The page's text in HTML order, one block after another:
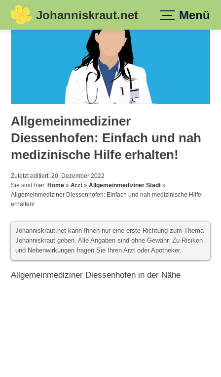
Skip
Johanniskraut.net Menü
Allgemeinmediziner
Diessenhofen: Einfach und nah
medizinische Hilfe erhalten!
Zuletzt editiert: 20. Dezember 2022
Sie sind hier:Home »Arzt »Allgemeinmediziner Stadt »
Allgemeinmediziner Diessenhofen: Einfach und nah medizinische Hilfe
erhalten!
Johanniskraut.net kann Ihnen nur eine erste Richtung zum Thema
Johanniskraut geben. Alle Angaben sind ohne Gewähr. Zu Risiken
und Nebenwirkungen fragen Sie Ihren Arzt oder Apotheker.
Allgemeinmediziner Diessenhofen in der Nähe